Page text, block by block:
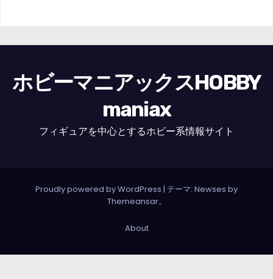
ホビーマニアックスHOBBY
maniax
フィギュアを中心とするホビー系情報サイト
Proudly powered by WordPress | テーマ: Newses by
Themeansar。
About